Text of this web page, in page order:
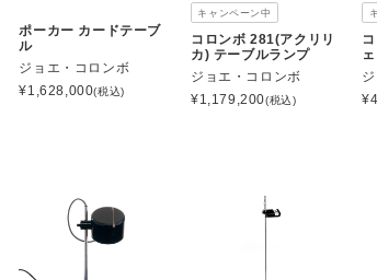
ポーカー カードテーブ
ル
ジョエ・コロンボ
¥1,628,000(税込)
キャンペーン中
コロンボ 281(アクリリ
カ) テーブルランプ
ジョエ・コロンボ
¥1,179,200(税込)
¥